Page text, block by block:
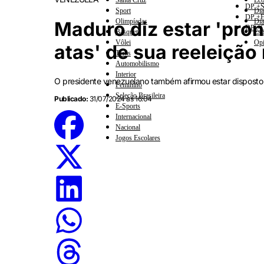
Sport
Olimpíadas
Basquete
Vôlei
Tênis
Automobilismo
Interior
Feminino
Seleção Brasileira
E-Sports
Internacional
Nacional
Jogos Escolares
DP
DP
DP
Maduro diz estar
atas' de sua reeleição
O presidente venezuelano também afirmou estar
Publicado: 31/07/2024 às 16:04